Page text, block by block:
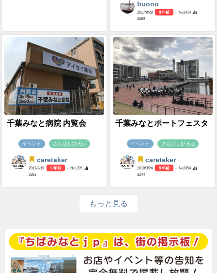
buono
2017/8/28 8 年前
- №2414
2690
千葉みなと病院 内覧会
イベント さんばしひろば
caretaker
2017/3/19 9 年前
- №1395
2393
千葉みなとポートフェスタ
イベント さんばしひろば
caretaker
2018/3/24 8 年前
- №2854
3244
もっと見る